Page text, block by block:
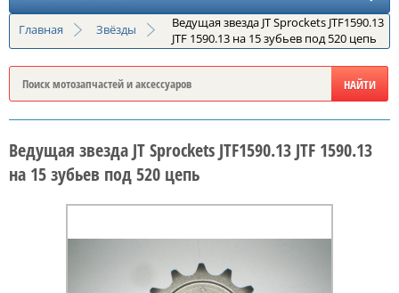
Главная Звёзды
Ведущая звезда JT Sprockets JTF1590.13
JTF 1590.13 на 15 зубьев под 520 цепь
Ведущая звезда JT Sprockets JTF1590.13 JTF 1590.13
на 15 зубьев под 520 цепь